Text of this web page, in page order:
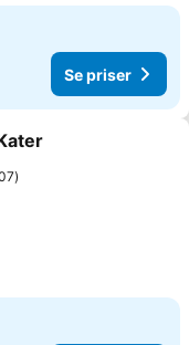
Se priser